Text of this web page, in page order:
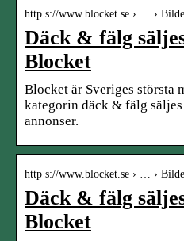
http s://www.blocket.se › … ›
Däck & fälg
Blocket
Blocket är Sveriges största
kategorin däck & fälg
annonser.
http s://www.blocket.se › … ›
Däck & fälg
Blocket